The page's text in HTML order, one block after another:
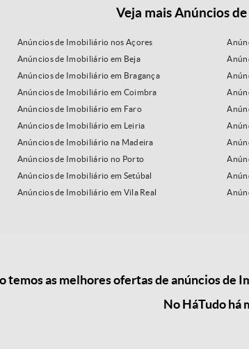
Veja mais Anúncios
Anúncios de Imobiliário nos Açores
Anúncios de Imobiliário em Beja
Anúncios de Imobiliário em Bragança
Anúncios de Imobiliário em Coimbra
Anúncios de Imobiliário em Faro
Anúncios de Imobiliário em Leiria
Anúncios de Imobiliário na Madeira
Anúncios de Imobiliário no Porto
Anúncios de Imobiliário em Setúbal
Anúncios de Imobiliário em Vila Real
temos as melhores ofertas de anúncios de
No HáTudo há